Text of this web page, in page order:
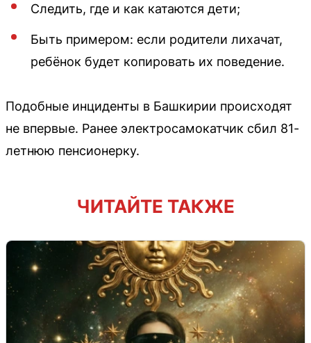
Следить, где и как катаются дети;
Быть примером: если родители лихачат,
ребёнок будет копировать их поведение.
Подобные инциденты в Башкирии происходят
не впервые. Ранее электросамокатчик сбил 81-
летнюю пенсионерку.
ЧИТАЙТЕ ТАКЖЕ